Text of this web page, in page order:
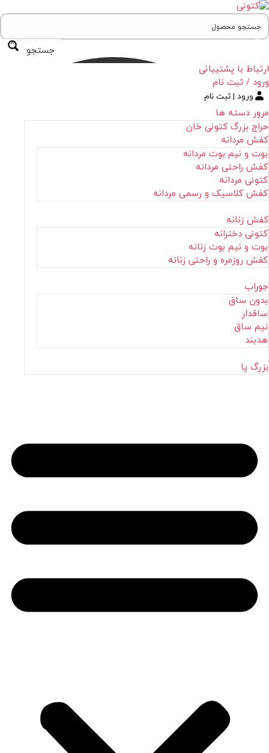
جستجو
ارتباط با پشتیبانی
ورود / ثبت نام
ورود | ثبت نام
مرور دسته ها
حراج بزرگ کتونی خان
کفش مردانه
بوت و نیم بوت مردانه
کفش راحتی مردانه
کتونی مردانه
کفش کلاسیک و رسمی مردانه
کفش زنانه
کتونی دخترانه
بوت و نیم بوت زنانه
کفش روزمره و راحتی زنانه
جوراب
بدون ساق
ساقدار
نیم ساق
هدبند
بزرگ پا